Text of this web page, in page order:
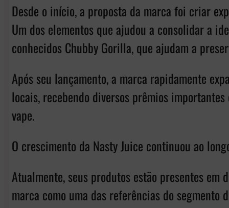
Desde o início, a proposta da marca foi criar
Um dos elementos que ajudou a consolidar a
conhecidos Chubby Gorilla, que ajudam a
Após seu lançamento, a marca rapidamente
locais, recebendo diversos prêmios
vape.
O crescimento da Nasty Juice continuou ao
Atualmente, seus produtos estão presentes
marca como uma das referências do segmento